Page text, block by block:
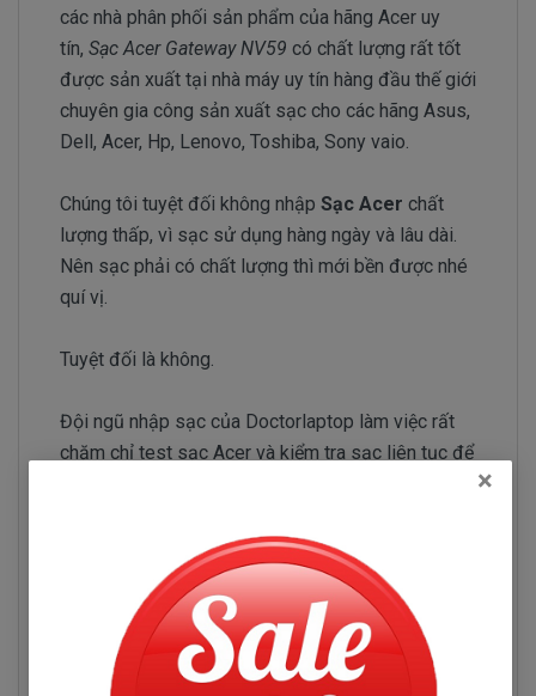
các nhà phân phối sản phẩm của hãng Acer uy
tín, Sạc Acer Gateway NV59 có chất lượng rất tốt
được sản xuất tại nhà máy uy tín hàng đầu thế giới
chuyên gia công sản xuất sạc cho các hãng Asus,
Dell, Acer, Hp, Lenovo, Toshiba, Sony vaio.
Chúng tôi tuyệt đối không nhập Sạc Acer chất
lượng thấp, vì sạc sử dụng hàng ngày và lâu dài.
Nên sạc phải có chất lượng thì mới bền được nhé
quí vị.
Tuyệt đối là không.
Đội ngũ nhập sạc của Doctorlaptop làm việc rất
chăm chỉ test sạc Acer và kiểm tra sạc liên tục để
chỉ tuyển chọn những nhà phân phối sạc có uy tín và
Sạc Acer Gateway NV59
Những hư hỏng thường gặp
×